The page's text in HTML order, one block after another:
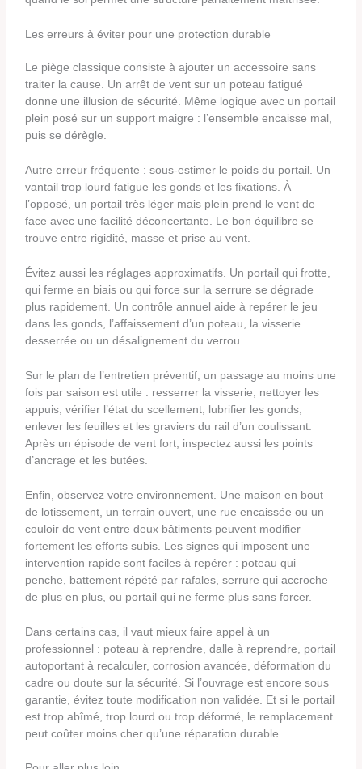
Les erreurs à éviter pour une protection durable
Le piège classique consiste à ajouter un accessoire sans
traiter la cause. Un arrêt de vent sur un poteau fatigué
donne une illusion de sécurité. Même logique avec un portail
plein posé sur un support maigre : l’ensemble encaisse mal,
puis se dérègle.
Autre erreur fréquente : sous-estimer le poids du portail. Un
vantail trop lourd fatigue les gonds et les fixations. À
l’opposé, un portail très léger mais plein prend le vent de
face avec une facilité déconcertante. Le bon équilibre se
trouve entre rigidité, masse et prise au vent.
Évitez aussi les réglages approximatifs. Un portail qui frotte,
qui ferme en biais ou qui force sur la serrure se dégrade
plus rapidement. Un contrôle annuel aide à repérer le jeu
dans les gonds, l’affaissement d’un poteau, la visserie
desserrée ou un désalignement du verrou.
Sur le plan de l’entretien préventif, un passage au moins une
fois par saison est utile : resserrer la visserie, nettoyer les
appuis, vérifier l’état du scellement, lubrifier les gonds,
enlever les feuilles et les graviers du rail d’un coulissant.
Après un épisode de vent fort, inspectez aussi les points
d’ancrage et les butées.
Enfin, observez votre environnement. Une maison en bout
de lotissement, un terrain ouvert, une rue encaissée ou un
couloir de vent entre deux bâtiments peuvent modifier
fortement les efforts subis. Les signes qui imposent une
intervention rapide sont faciles à repérer : poteau qui
penche, battement répété par rafales, serrure qui accroche
de plus en plus, ou portail qui ne ferme plus sans forcer.
Dans certains cas, il vaut mieux faire appel à un
professionnel : poteau à reprendre, dalle à reprendre, portail
autoportant à recalculer, corrosion avancée, déformation du
cadre ou doute sur la sécurité. Si l’ouvrage est encore sous
garantie, évitez toute modification non validée. Et si le portail
est trop abîmé, trop lourd ou trop déformé, le remplacement
peut coûter moins cher qu’une réparation durable.